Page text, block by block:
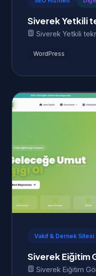
Siverek Yetkili
Siverek Yetkili
WordPress
Vakıf & Dernek Sitesi
Siverek Eiğitim
Siverek Eiğitim